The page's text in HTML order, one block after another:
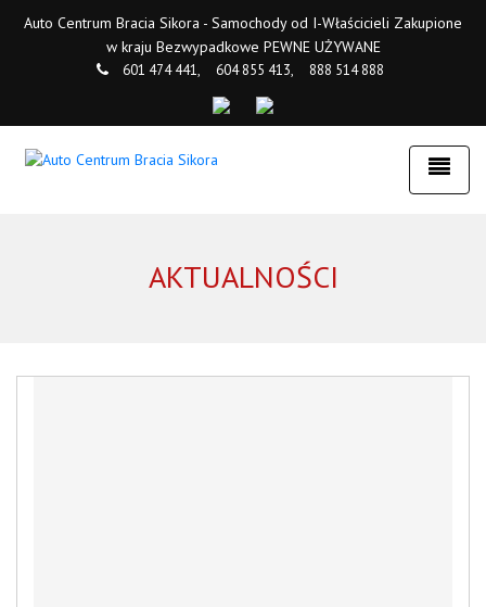
Auto Centrum Bracia Sikora - Samochody od I-Właścicieli Zakupione
w kraju Bezwypadkowe PEWNE UŻYWANE
601 474 441, 604 855 413, 888 514 888
AKTUALNOŚCI